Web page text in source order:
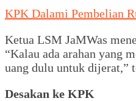
KPK Dalami Pembelian
Ketua LSM JaMWas
“Kalau ada arahan yang
uang dulu untuk dijerat,”
Desakan ke KPK